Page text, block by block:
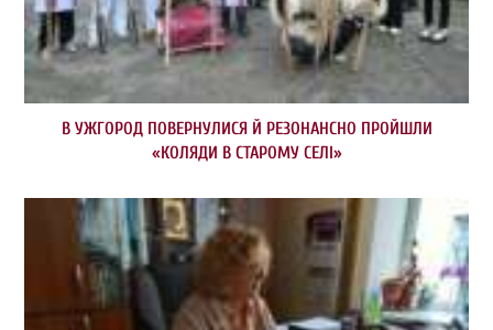
В УЖГОРОД ПОВЕРНУЛИСЯ Й РЕЗОНАНСНО ПРОЙШЛИ
«КОЛЯДИ В СТАРОМУ СЕЛІ»